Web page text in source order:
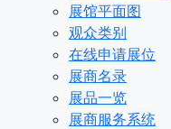
展馆平面图
观众类别
在线申请展位
展商名录
展品一览
展商服务系统